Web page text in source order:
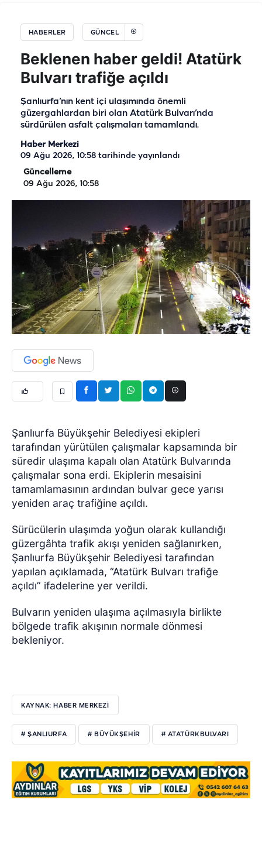
HABERLER GÜNCEL
Beklenen haber geldi! Atatürk
Bulvarı trafiğe açıldı
Şanlıurfa’nın kent içi ulaşımında önemli
güzergahlardan biri olan Atatürk Bulvarı’nda
sürdürülen asfalt çalışmaları tamamlandı.
Haber Merkezi
09 Ağu 2026, 10:58 tarihinde yayınlandı
Güncelleme
09 Ağu 2026, 10:58
Şanlıurfa Büyükşehir Belediyesi ekipleri
tarafından yürütülen çalışmalar kapsamında bir
süredir ulaşıma kapalı olan Atatürk Bulvarında
çalışmalar sona erdi. Ekiplerin mesaisini
tamamlamasının ardından bulvar gece yarısı
yeniden araç trafiğine açıldı.
Sürücülerin ulaşımda yoğun olarak kullandığı
güzergâhta trafik akışı yeniden sağlanırken,
Şanlıurfa Büyükşehir Belediyesi tarafından
yapılan açıklamada, “Atatürk Bulvarı trafiğe
açıldı” ifadelerine yer verildi.
Bulvarın yeniden ulaşıma açılmasıyla birlikte
bölgede trafik akışının normale dönmesi
bekleniyor.
KAYNAK: HABER MERKEZİ
# ŞANLIURFA # BÜYÜKŞEHIR # ATATÜRKBULVARI